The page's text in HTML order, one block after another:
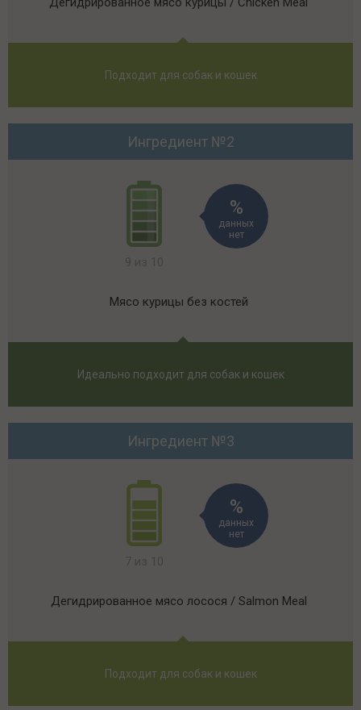
Подходит для собак и кошек
Ингредиент №2
данных
нет
Мясо курицы без костей
Идеально подходит для собак и кошек
Ингредиент №3
данных
нет
Дегидрированное мясо лосося / Salmon Meal
Подходит для собак и кошек